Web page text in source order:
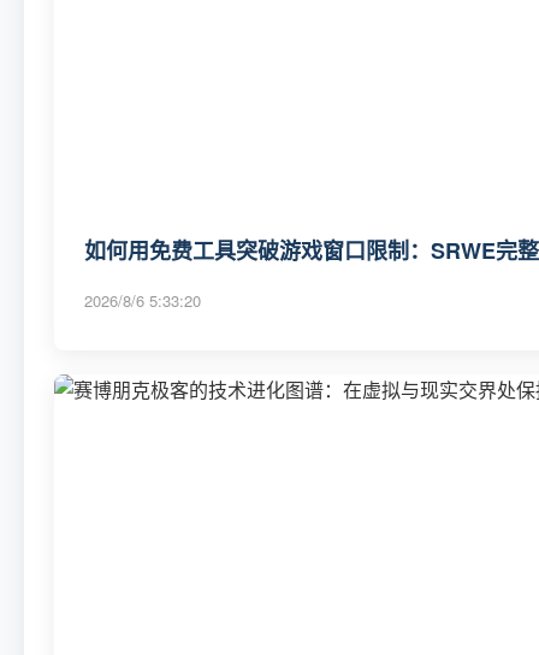
如何用免费工具突破游戏窗口限制：SRWE完
2026/8/6 5:33:20